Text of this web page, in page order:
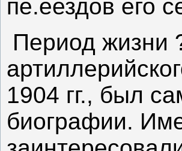
пе.еездов его
Период жизни
1904 гг., был
биографии.